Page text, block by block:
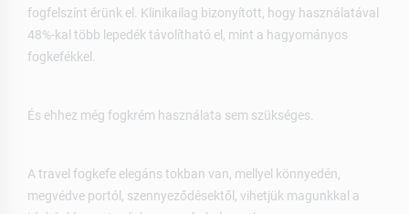
fogfelszínt érünk el. Klinikailag bizonyított, hogy használatával
48%-kal több lepedék távolítható el, mint a hagyományos
fogkefékkel.
És ehhez még fogkrém használata sem szükséges.
A travel fogkefe elegáns tokban van, mellyel könnyedén,
megvédve portól, szennyeződésektől, vihetjük magunkkal a